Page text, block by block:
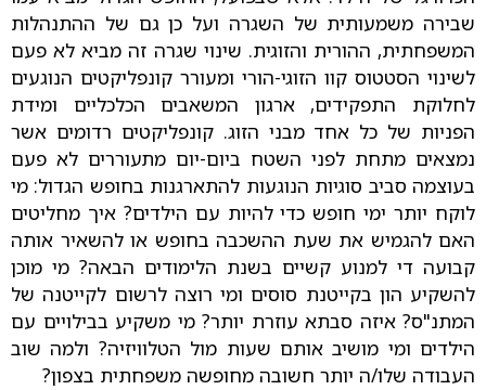
שבירה משמעותית של השגרה ועל כן גם של ההתנהלות
המשפחתית, ההורית והזוגית. שינוי שגרה זה מביא לא פעם
לשינוי הסטטוס קוו הזוגי-הורי ומעורר קונפליקטים הנוגעים
לחלוקת התפקידים, ארגון המשאבים הכלכליים ומידת
הפניות של כל אחד מבני הזוג. קונפליקטים רדומים אשר
נמצאים מתחת לפני השטח ביום-יום מתעוררים לא פעם
בעוצמה סביב סוגיות הנוגעות להתארגנות בחופש הגדול: מי
לוקח יותר ימי חופש כדי להיות עם הילדים? איך מחליטים
האם להגמיש את שעת ההשכבה בחופש או להשאיר אותה
קבועה די למנוע קשיים בשנת הלימודים הבאה? מי מוכן
להשקיע הון בקייטנת סוסים ומי רוצה לרשום לקייטנה של
המתנ"ס? איזה סבתא עוזרת יותר? מי משקיע בבילויים עם
הילדים ומי מושיב אותם שעות מול הטלוויזיה? ולמה שוב
העבודה שלו/ה יותר חשובה מחופשה משפחתית בצפון?